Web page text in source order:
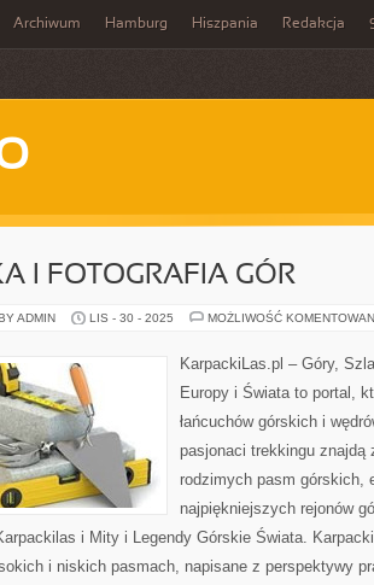
Archiwum Hamburg Hiszpania Redakcja
I FOTOGRAFIA GÓR
ADMIN LIS - 30 - 2025 MOŻLIWOŚĆ
KarpackiLas.pl – Góry,
Europy i Świata to portal,
łańcuchów górskich i
pasjonaci trekkingu znajdą
rodzimych pasm górskich,
najpiękniejszych rejonów
i Mity i Legendy Górskie Świata.
i niskich pasmach, napisane z perspektywy